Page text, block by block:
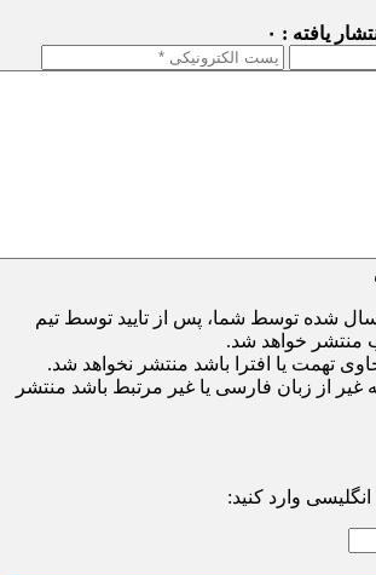
یافته : ۰
شده توسط شما، پس از تایید توسط تیم
منتشر خواهد شد.
تهمت یا افترا باشد منتشر نخواهد شد.
غیر از زبان فارسی یا غیر مرتبط باشد منتشر
وارد کنید: